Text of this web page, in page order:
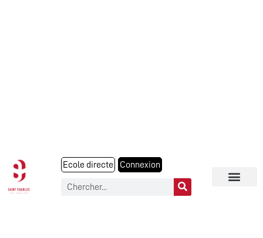
Ecole directe Connexion